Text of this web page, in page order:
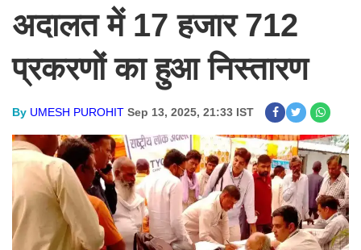
अदालत में 17 हजार 712
प्रकरणों का हुआ निस्तारण
By UMESH PUROHIT Sep 13, 2025, 21:33 IST